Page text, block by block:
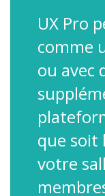
UX Pro
comme
ou avec
que soit
votre